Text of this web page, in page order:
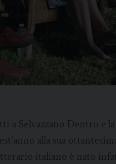
Selvazzano Dentro e la
alla sua
italiano è nato